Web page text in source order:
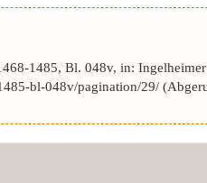
1485, Bl. 048v, in:
bl-048v/pagination/29/